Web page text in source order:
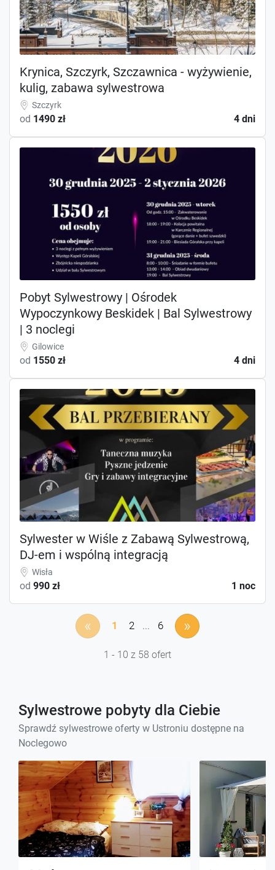
Krynica, Szczyrk, Szczawnica - wyżywienie,
kulig, zabawa sylwestrowa
Szczyrk
od 1490 zł 4 dni
Pobyt Sylwestrowy | Ośrodek
Wypoczynkowy Beskidek | Bal Sylwestrowy
| 3 noclegi
Gilowice
od 1550 zł 4 dni
Sylwester w Wiśle z Zabawą Sylwestrową,
DJ-em i wspólną integracją
Wisła
od 990 zł 1 noc
« 1 2 ... 6 »
1 - 10 z 58 ofert
Sylwestrowe pobyty dla Ciebie
Sprawdź sylwestrowe oferty w Ustroniu dostępne na
Noclegowo